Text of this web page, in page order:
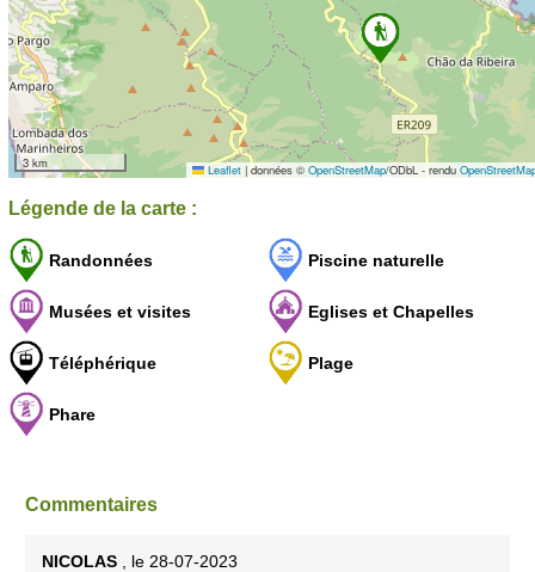
3 km Leaflet |données © OpenStreetMap/ODbL - rendu
Légende de la carte :
Randonnées Piscine naturelle
Musées et visites Eglises et Chapelles
Téléphérique Plage
Phare
Commentaires
NICOLAS , le 28-07-2023